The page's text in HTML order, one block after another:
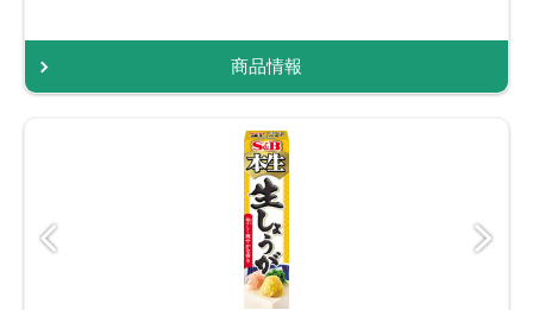
商品情報